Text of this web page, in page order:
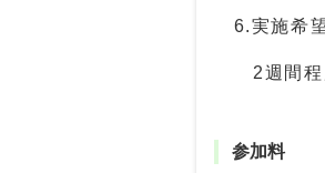
6.実施希
2週間程
参加料